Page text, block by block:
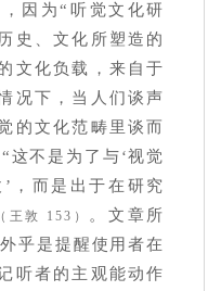
因为“听觉文化研
史、文化所塑造的
文化负载，来自于
况下，当人们谈声
的文化范畴里谈而
这不是为了与‘视觉
，而是出于在研究
（王敦 153） 。文章所
乎是提醒使用者在
听者的主观能动作